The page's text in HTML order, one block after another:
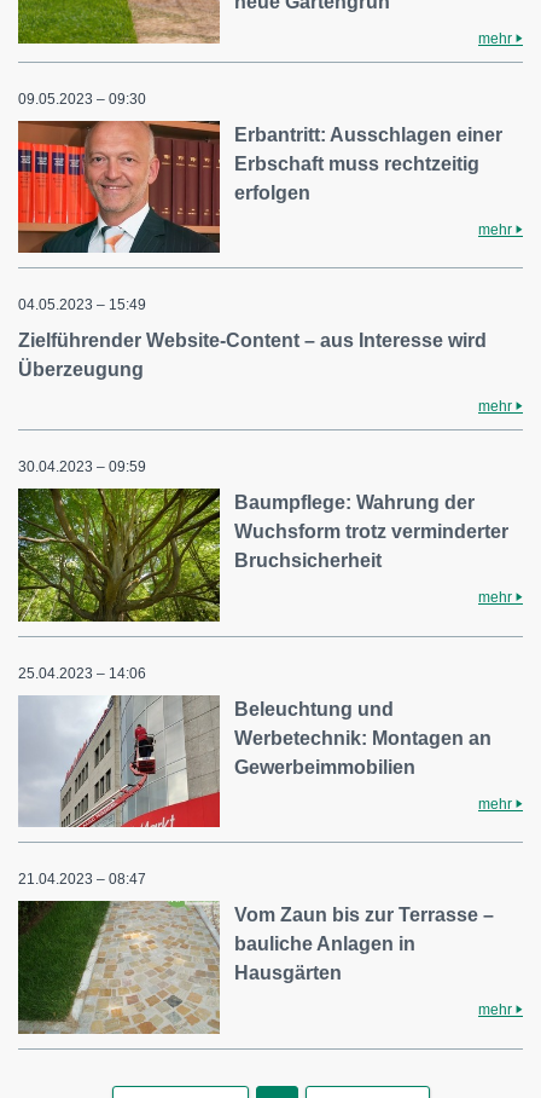
mehr
09.05.2023 – 09:30
Erbantritt: Ausschlagen einer
Erbschaft muss rechtzeitig
erfolgen
mehr
04.05.2023 – 15:49
Zielführender Website-Content – aus Interesse wird
Überzeugung
mehr
30.04.2023 – 09:59
Baumpflege: Wahrung der
Wuchsform trotz verminderter
Bruchsicherheit
mehr
25.04.2023 – 14:06
Beleuchtung und
Werbetechnik: Montagen an
Gewerbeimmobilien
mehr
21.04.2023 – 08:47
Vom Zaun bis zur Terrasse –
bauliche Anlagen in
Hausgärten
mehr